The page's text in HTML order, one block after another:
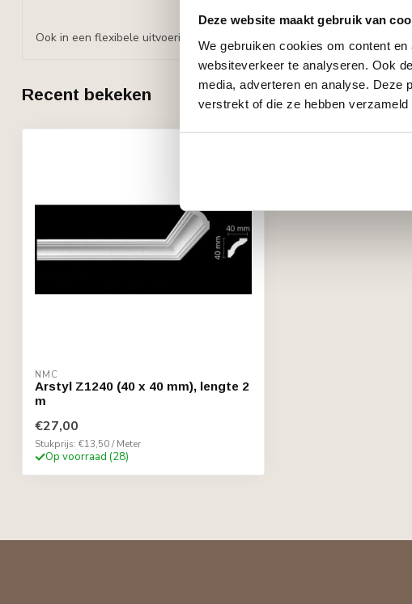
Deze website maakt gebruik van
We gebruiken cookies om content
websiteverkeer te analyseren. Ook
media, adverteren en analyse. Deze
verstrekt of die ze hebben
Ook in een flexibele uitvoering verkrijgbaar (prijs op aanvraag).
Recent bekeken
NMC
Arstyl Z1240 (40 x 40 mm), lengte 2
m
€27,00
Stukprijs: €13,50 / Meter
Op voorraad (28)